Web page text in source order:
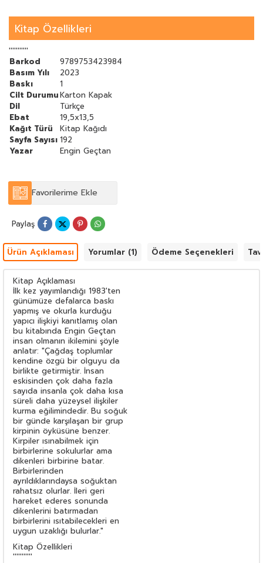
Kitap Özellikleri
'''''''''''
Barkod
9789753423984
Basım Yılı
2023
Baskı
1
Cilt DurumuKarton Kapak
Dil
Türkçe
Ebat
19,5x13,5
Kağıt Türü
Kitap Kağıdı
Sayfa Sayısı 192
Yazar
Engin Geçtan
Favorilerime Ekle
Paylaş
Ürün Açıklaması Yorumlar (1) Ödeme Seçenekleri
Kitap Açıklaması
İlk kez yayımlandığı 1983'ten
günümüze defalarca baskı
yapmış ve okurla kurduğu
yapıcı ilişkiyi kanıtlamış olan
bu kitabında Engin Geçtan
insan olmanın ikilemini şöyle
anlatır: "Çağdaş toplumlar
kendine özgü bir olguyu da
birlikte getirmiştir. İnsan
eskisinden çok daha fazla
sayıda insanla çok daha kısa
süreli daha yüzeysel ilişkiler
kurma eğilimindedir. Bu soğuk
bir günde karşılaşan bir grup
kirpinin öyküsüne benzer.
Kirpiler ısınabilmek için
birbirlerine sokulurlar ama
dikenleri birbirine batar.
Birbirlerinden
ayrıldıklarındaysa soğuktan
rahatsız olurlar. İleri geri
hareket ederes sonunda
dikenlerini batırmadan
birbirlerini ısıtabilecekleri en
uygun uzaklığı bulurlar."
Kitap Özellikleri
'''''''''''